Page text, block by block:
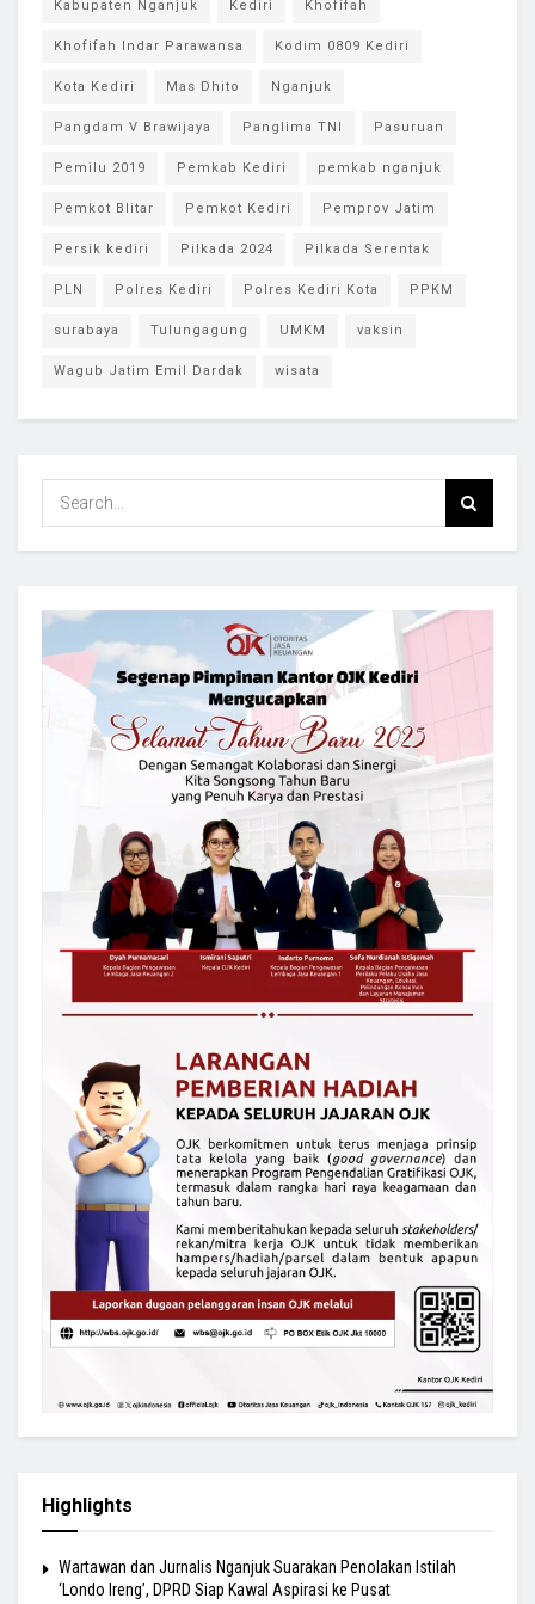
Kabupaten Nganjuk Kediri Khofifah
Khofifah Indar Parawansa Kodim 0809 Kediri
Kota Kediri Mas Dhito Nganjuk
Pangdam V Brawijaya Panglima TNI Pasuruan
Pemilu 2019 Pemkab Kediri pemkab nganjuk
Pemkot Blitar Pemkot Kediri Pemprov Jatim
Persik kediri Pilkada 2024 Pilkada Serentak
PLN Polres Kediri Polres Kediri Kota PPKM
surabaya Tulungagung UMKM vaksin
Wagub Jatim Emil Dardak wisata
Highlights
Wartawan dan Jurnalis Nganjuk Suarakan Penolakan Istilah
‘Londo Ireng’, DPRD Siap Kawal Aspirasi ke Pusat